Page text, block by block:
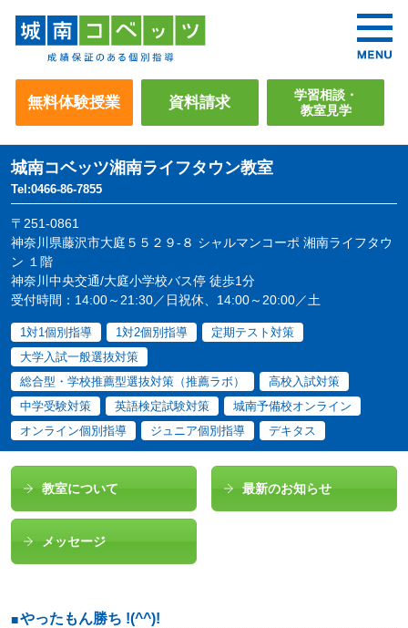
無料体験授業 資料請求
学習相談・
教室見学
城南コベッツ湘南ライフタウン教室
Tel:0466-86-7855
〒251-0861
神奈川県藤沢市大庭５５２９-８ シャルマンコーポ 湘南ライフタウ
ン １階
神奈川中央交通/大庭小学校バス停 徒歩1分
受付時間：14:00～21:30／日祝休、14:00～20:00／土
1対1個別指導 1対2個別指導
定期テスト対策
大学入試一般選抜対策
総合型・学校推薦型選抜対策（推薦ラボ）
高校入試対策
中学受験対策
英語検定試験対策
城南予備校オンライン
オンライン個別指導
ジュニア個別指導 デキタス
教室について 最新のお知らせ
メッセージ
やったもん勝ち !(^^)!